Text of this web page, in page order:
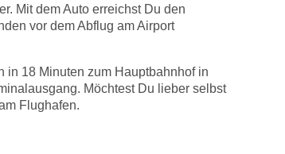
Mit dem Auto erreichst Du den
vor dem Abflug am Airport
in 18 Minuten zum Hauptbahnhof in
Möchtest Du lieber selbst
Flughafen.